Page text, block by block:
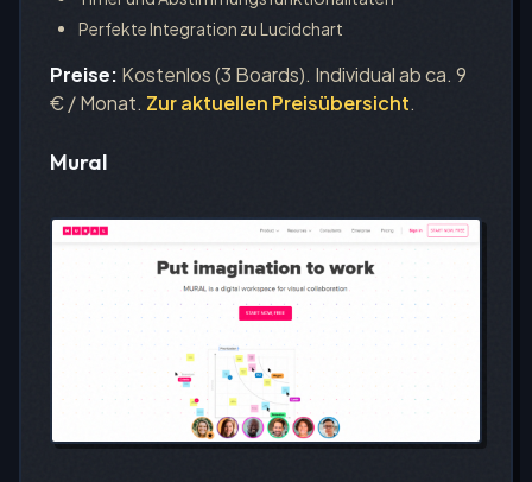
Perfekte Integration zu Lucidchart
Preise: Kostenlos (3 Boards). Individual ab ca. 9
€ / Monat. Zur aktuellen Preisübersicht.
Mural